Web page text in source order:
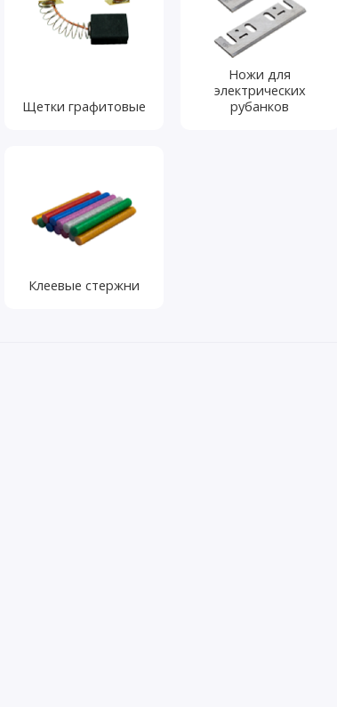
Щетки графитовые
Ножи для
электрических
рубанков
Клеевые стержни